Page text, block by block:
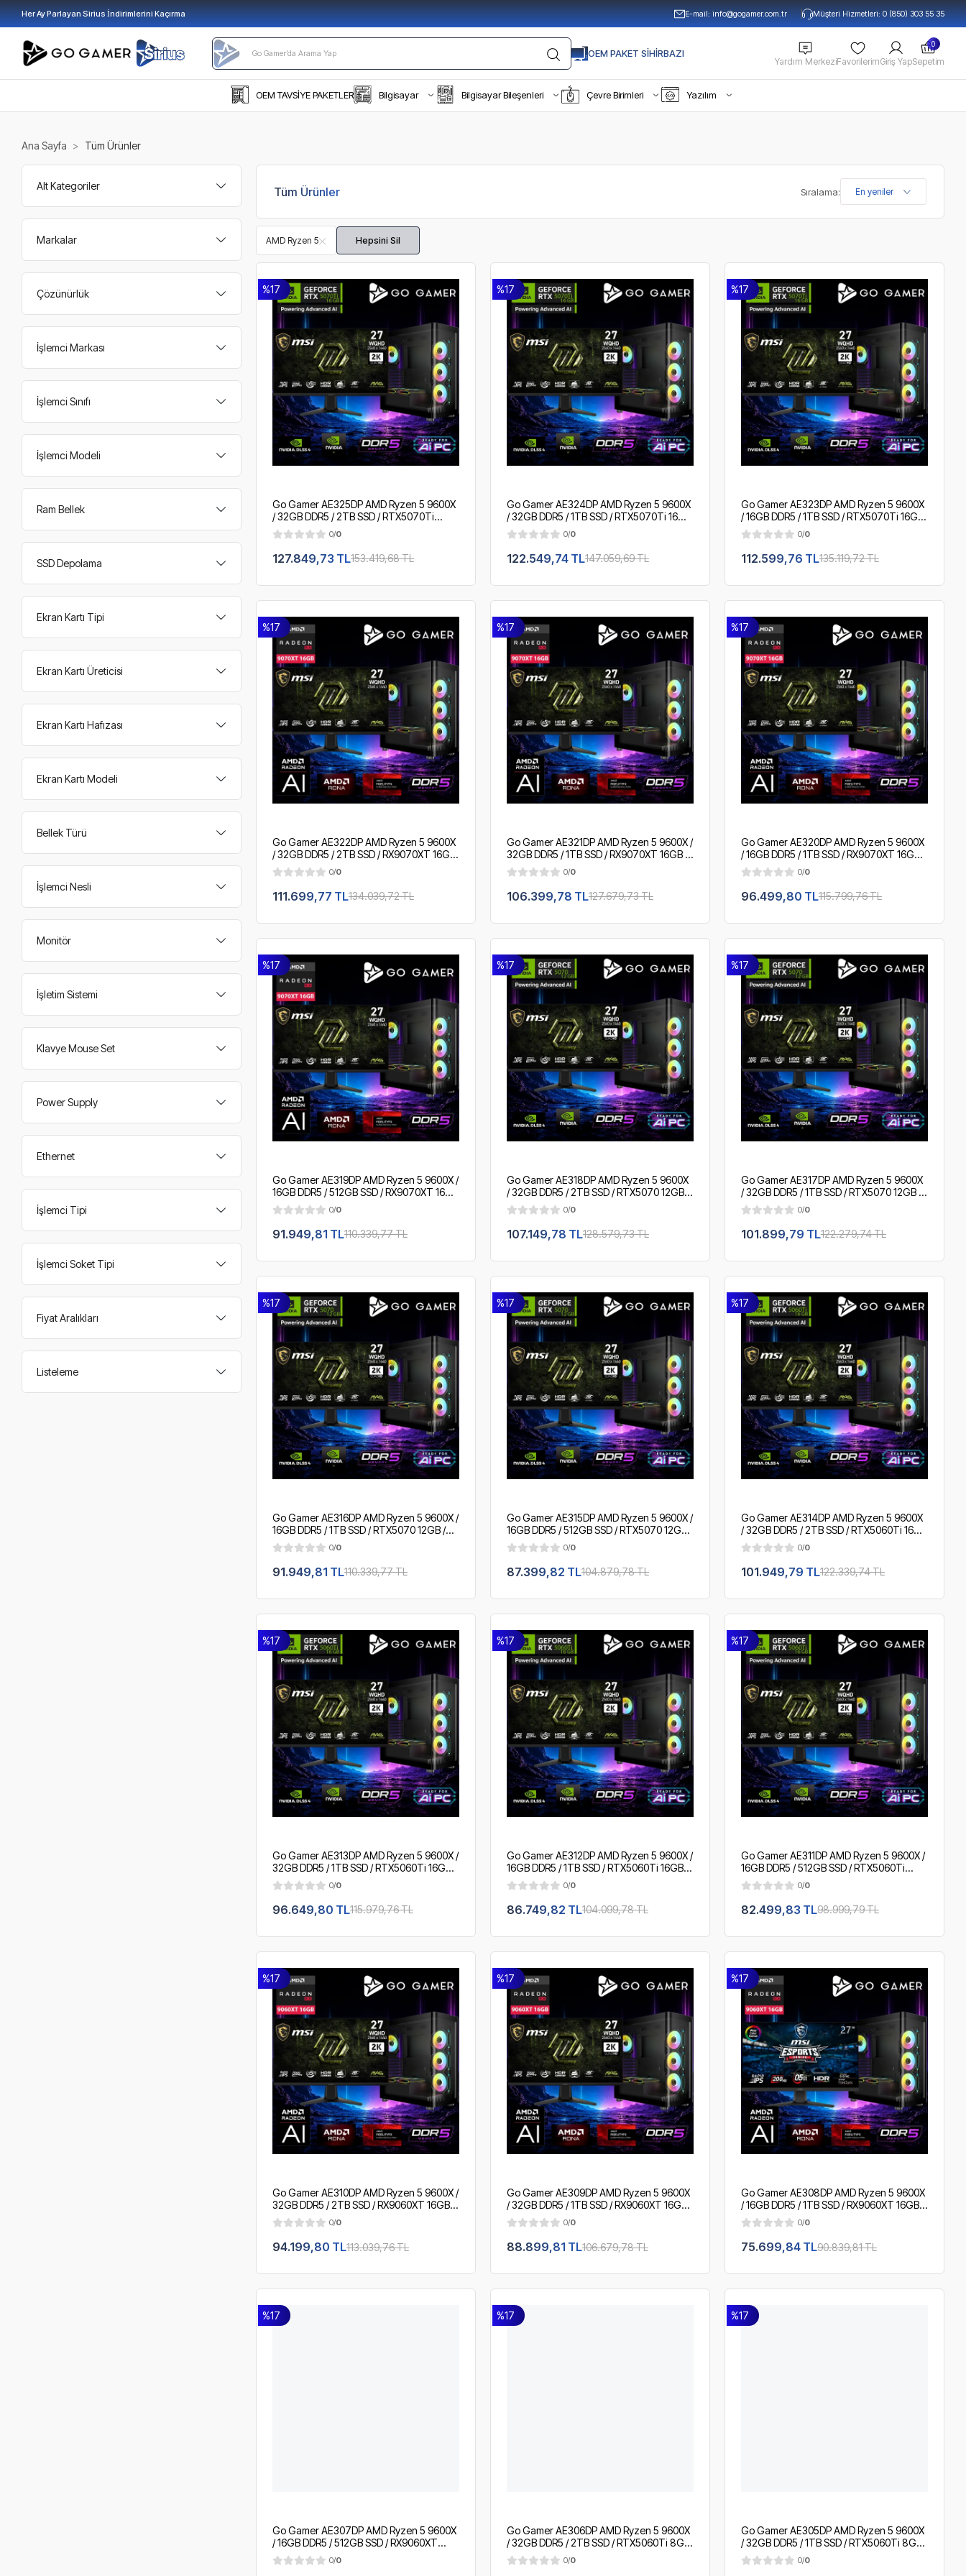
Her Ay Parlayan Sirius İndirimlerini Kaçırma E-mail:info@gogamer.com.tr Müşteri Hizmetleri: 0 (850) 303 55 35
OEM PAKET SIHIRBAZI
Yardım MerkeziFavorilerimGiriş Yap
0
Sepetim
OEM TAVSİYE PAKETLER Bilgisayar Bilgisayar Bileşenleri Çevre Birimleri Yazılım
Ana Sayfa Tüm Ürünler
Alt Kategoriler
Markalar
Çözünürlük
İşlemci Markası
İşlemci Sınıfı
İşlemci Modeli
Ram Bellek
SSD Depolama
Ekran Kartı Tipi
Ekran Kartı Üreticisi
Ekran Kartı Hafızası
Ekran Kartı Modeli
Bellek Türü
İşlemci Nesli
Monitör
İşletim Sistemi
Klavye Mouse Set
Power Supply
Ethernet
İşlemci Tipi
İşlemci Soket Tipi
Fiyat Aralıkları
Listeleme
Tüm Ürünler Sıralama:
AMD Ryzen 5 Hepsini Sil
%17
Go Gamer AE325DP AMD Ryzen 5 9600X
/ 32GB DDR5 / 2TB SSD / RTX5070Ti
16GB / 360mm Sıvı Soğutma / MSI 27" 2K
200Hz. / OEM Gaming Paket
0/0
127.849,73 TL153.419,68 TL
%17
Go Gamer AE324DP AMD Ryzen 5 9600X
/ 32GB DDR5 / 1TB SSD / RTX5070Ti 16GB
/ 360mm Sıvı Soğutma / MSI 27" 2K
200Hz. / OEM Gaming Paket
0/0
122.549,74 TL147.059,69 TL
%17
Go Gamer AE323DP AMD Ryzen 5 9600X
/ 16GB DDR5 / 1TB SSD / RTX5070Ti 16GB
/ 360mm Sıvı Soğutma / MSI 27" 2K
200Hz. / OEM Gaming Paket
0/0
112.599,76 TL135.119,72 TL
%17
Go Gamer AE322DP AMD Ryzen 5 9600X
/ 32GB DDR5 / 2TB SSD / RX9070XT 16GB
/ 360mm Sıvı Soğutma / MSI 27" 2K
200Hz. / OEM Gaming Paket
0/0
111.699,77 TL134.039,72 TL
%17
Go Gamer AE321DP AMD Ryzen 5 9600X /
32GB DDR5 / 1TB SSD / RX9070XT 16GB /
360mm Sıvı Soğutma / MSI 27" 2K 200Hz.
/ OEM Gaming Paket
0/0
106.399,78 TL127.679,73 TL
%17
Go Gamer AE320DP AMD Ryzen 5 9600X
/ 16GB DDR5 / 1TB SSD / RX9070XT 16GB /
360mm Sıvı Soğutma / MSI 27" 2K 200Hz.
/ OEM Gaming Paket
0/0
96.499,80 TL115.799,76 TL
%17
Go Gamer AE319DP AMD Ryzen 5 9600X /
16GB DDR5 / 512GB SSD / RX9070XT 16GB
/ 360mm Sıvı Soğutma / MSI 27" 2K
200Hz. / OEM Gaming Paket
0/0
91.949,81 TL110.339,77 TL
%17
Go Gamer AE318DP AMD Ryzen 5 9600X
/ 32GB DDR5 / 2TB SSD / RTX5070 12GB /
360mm Sıvı Soğutma / MSI 27" 2K 200Hz.
/ OEM Gaming Paket
0/0
107.149,78 TL128.579,73 TL
%17
Go Gamer AE317DP AMD Ryzen 5 9600X
/ 32GB DDR5 / 1TB SSD / RTX5070 12GB /
360mm Sıvı Soğutma / MSI 27" 2K 200Hz.
/ OEM Gaming Paket
0/0
101.899,79 TL122.279,74 TL
%17
Go Gamer AE316DP AMD Ryzen 5 9600X /
16GB DDR5 / 1TB SSD / RTX5070 12GB /
360mm Sıvı Soğutma / MSI 27" 2K 200Hz.
/ OEM Gaming Paket
0/0
91.949,81 TL110.339,77 TL
%17
Go Gamer AE315DP AMD Ryzen 5 9600X /
16GB DDR5 / 512GB SSD / RTX5070 12GB /
360mm Sıvı Soğutma / MSI 27" 2K 200Hz.
/ OEM Gaming Paket
0/0
87.399,82 TL104.879,78 TL
%17
Go Gamer AE314DP AMD Ryzen 5 9600X
/ 32GB DDR5 / 2TB SSD / RTX5060Ti 16GB
/ 360mm Sıvı Soğutma / MSI 27" 2K
200Hz. / OEM Gaming Paket
0/0
101.949,79 TL122.339,74 TL
%17
Go Gamer AE313DP AMD Ryzen 5 9600X /
32GB DDR5 / 1TB SSD / RTX5060Ti 16GB /
360mm Sıvı Soğutma / MSI 27" 2K 200Hz.
/ OEM Gaming Paket
0/0
96.649,80 TL115.979,76 TL
%17
Go Gamer AE312DP AMD Ryzen 5 9600X /
16GB DDR5 / 1TB SSD / RTX5060Ti 16GB /
360mm Sıvı Soğutma / MSI 27" 2K 200Hz.
/ OEM Gaming Paket
0/0
86.749,82 TL104.099,78 TL
%17
Go Gamer AE311DP AMD Ryzen 5 9600X /
16GB DDR5 / 512GB SSD / RTX5060Ti
16GB / 360mm Sıvı Soğutma / MSI 27" 2K
200Hz. / OEM Gaming Paket
0/0
82.499,83 TL98.999,79 TL
%17
Go Gamer AE310DP AMD Ryzen 5 9600X /
32GB DDR5 / 2TB SSD / RX9060XT 16GB /
360mm Sıvı Soğutma / MSI 27" 2K 200Hz.
/ OEM Gaming Paket
0/0
94.199,80 TL113.039,76 TL
%17
Go Gamer AE309DP AMD Ryzen 5 9600X
/ 32GB DDR5 / 1TB SSD / RX9060XT 16GB /
360mm Sıvı Soğutma / MSI 27" 2K 200Hz.
/ OEM Gaming Paket
0/0
88.899,81 TL106.679,78 TL
%17
Go Gamer AE308DP AMD Ryzen 5 9600X
/ 16GB DDR5 / 1TB SSD / RX9060XT 16GB /
360mm Sıvı Soğutma / MSI 27" 200Hz. /
OEM Gaming Paket
0/0
75.699,84 TL90.839,81 TL
%17
Go Gamer AE307DP AMD Ryzen 5 9600X
/ 16GB DDR5 / 512GB SSD / RX9060XT
16GB / 360mm Sıvı Soğutma / MSI 27"
200Hz. / OEM Gaming Paket
0/0
%17
Go Gamer AE306DP AMD Ryzen 5 9600X
/ 32GB DDR5 / 2TB SSD / RTX5060Ti 8GB
/ 360mm Sıvı Soğutma / MSI 27" 200Hz. /
OEM Gaming Paket
0/0
%17
Go Gamer AE305DP AMD Ryzen 5 9600X
/ 32GB DDR5 / 1TB SSD / RTX5060Ti 8GB /
360mm Sıvı Soğutma / MSI 27" 200Hz. /
OEM Gaming Paket
0/0